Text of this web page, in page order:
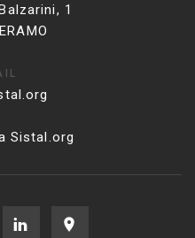
1
Sistal.org